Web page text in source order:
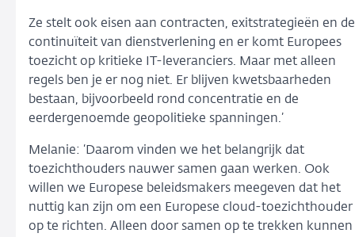
Ze stelt ook eisen aan contracten, exitstrategieën en de
continuïteit van dienstverlening en er komt Europees
toezicht op kritieke IT-leveranciers. Maar met alleen
regels ben je er nog niet. Er blijven kwetsbaarheden
bestaan, bijvoorbeeld rond concentratie en de
eerdergenoemde geopolitieke spanningen.’
Melanie: ‘Daarom vinden we het belangrijk dat
toezichthouders nauwer samen gaan werken. Ook
willen we Europese beleidsmakers meegeven dat het
nuttig kan zijn om een Europese cloud-toezichthouder
op te richten. Alleen door samen op te trekken kunnen